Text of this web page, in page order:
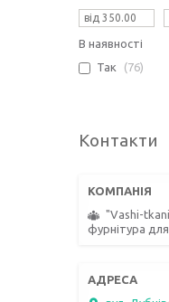
В наявності
Так
76
Контакти
"Vashi-
фурнітура